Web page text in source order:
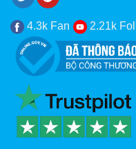
4.3k Fan 2.21k